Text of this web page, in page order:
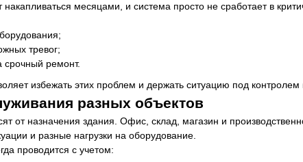
месяцами, и система просто не сработает в
тревог;
срочный ремонт.
избежать этих проблем и держать ситуацию под контролем
разных объектов
от назначения здания. Офис, склад, магазин и
и разные нагрузки на оборудование.
проводится с учетом: